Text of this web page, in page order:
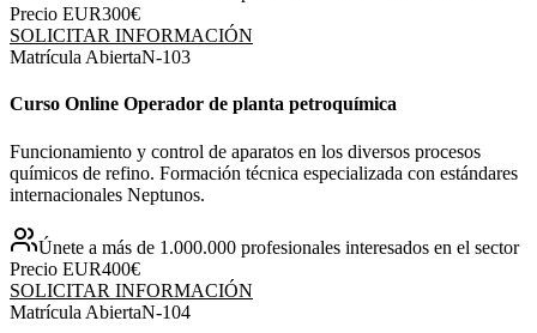
Precio EUR300€
SOLICITAR INFORMACIÓN
Matrícula AbiertaN-103
Curso Online Operador de planta petroquímica
Funcionamiento y control de aparatos en los diversos procesos
químicos de refino. Formación técnica especializada con estándares
internacionales Neptunos.
Únete a más de 1.000.000 profesionales interesados en el sector
Precio EUR400€
SOLICITAR INFORMACIÓN
Matrícula AbiertaN-104